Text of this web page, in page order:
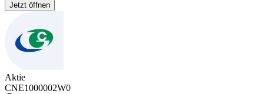
Jetzt öffnen
Aktie
CNE1000002W0